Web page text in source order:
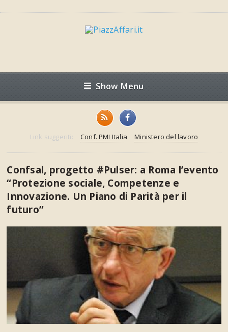
Show Menu
Link suggeriti: Conf. PMI Italia Ministero del lavoro
Confsal, progetto #Pulser: a Roma l’evento
“Protezione sociale, Competenze e
Innovazione. Un Piano di Parità per il
futuro”